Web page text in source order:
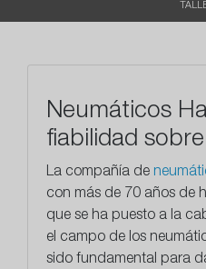
Neumáticos
fiabilidad
La compañía de
con más de 70 años de
que se ha puesto a la
el campo de los
sido fundamental para